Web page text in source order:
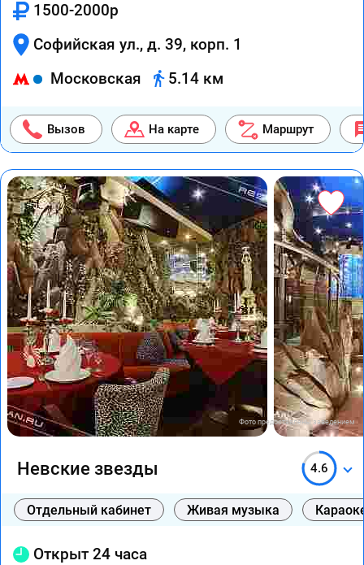
1500-2000р
Софийская ул., д. 39, корп. 1
Московская
5.14 км
Вызов На карте Маршрут
Фото предоставлены заведением
Невские звезды 4.6
Отдельный кабинет Живая музыка
Открыт 24 часа